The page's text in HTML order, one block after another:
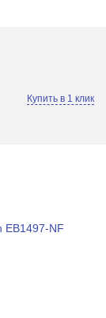
Купить в 1 клик
EB1497-NF